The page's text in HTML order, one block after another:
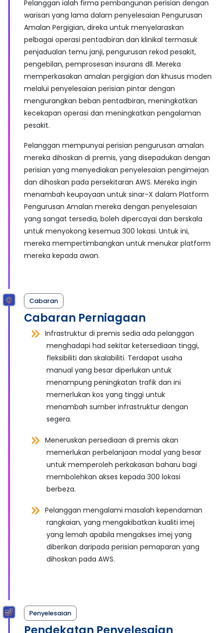
Pelanggan ialah firma pembangunan perisian dengan
warisan yang lama dalam penyelesaian Pengurusan
Amalan Pergigian, direka untuk menyelaraskan
pelbagai operasi pentadbiran dan klinikal termasuk
penjadualan temu janji, pengurusan rekod pesakit,
pengebilan, pemprosesan insurans dll. Mereka
memperkasakan amalan pergigian dan khusus moden
melalui penyelesaian perisian pintar dengan
mengurangkan beban pentadbiran, meningkatkan
kecekapan operasi dan meningkatkan pengalaman
pesakit.
Pelanggan mempunyai perisian pengurusan amalan
mereka dihoskan di premis, yang disepadukan dengan
perisian yang menyediakan penyelesaian pengimejan
dan dihoskan pada persekitaran AWS. Mereka ingin
menambah keupayaan untuk sinar-X dalam Platform
Pengurusan Amalan mereka dengan penyelesaian
yang sangat tersedia, boleh dipercayai dan berskala
untuk menyokong kesemua 300 lokasi. Untuk ini,
mereka mempertimbangkan untuk menukar platform
mereka kepada awan.
Cabaran
Cabaran Perniagaan
Infrastruktur di premis sedia ada pelanggan
menghadapi had sekitar ketersediaan tinggi,
fleksibiliti dan skalabiliti. Terdapat usaha
manual yang besar diperlukan untuk
menampung peningkatan trafik dan ini
memerlukan kos yang tinggi untuk
menambah sumber infrastruktur dengan
segera.
Meneruskan persediaan di premis akan
memerlukan perbelanjaan modal yang besar
untuk memperoleh perkakasan baharu bagi
membolehkan akses kepada 300 lokasi
berbeza.
Pelanggan mengalami masalah kependaman
rangkaian, yang mengakibatkan kualiti imej
yang lemah apabila mengakses imej yang
diberikan daripada perisian pemaparan yang
dihoskan pada AWS.
Penyelesaian